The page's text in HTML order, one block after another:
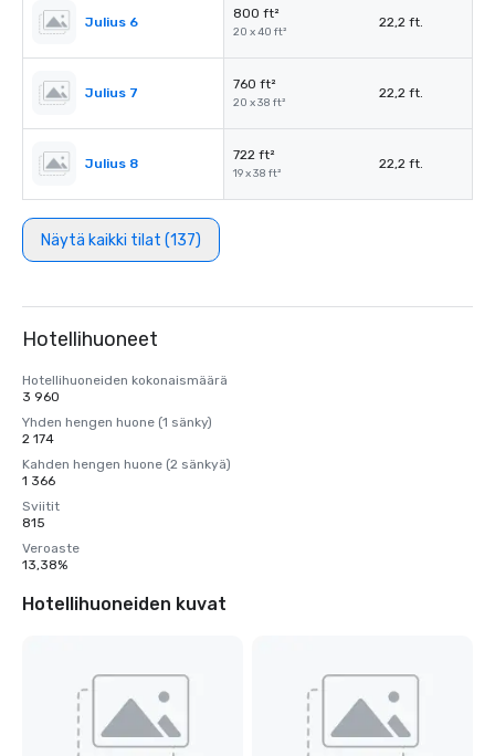
Julius 6
800 ft²
20 x 40 ft²
22,2 ft.
Julius 7
760 ft²
20 x 38 ft²
22,2 ft.
Julius 8
722 ft²
19 x 38 ft²
22,2 ft.
Näytä kaikki tilat (137)
Hotellihuoneet
Hotellihuoneiden kokonaismäärä
3 960
Yhden hengen huone (1 sänky)
2 174
Kahden hengen huone (2 sänkyä)
1 366
Sviitit
815
Veroaste
13,38%
Hotellihuoneiden kuvat